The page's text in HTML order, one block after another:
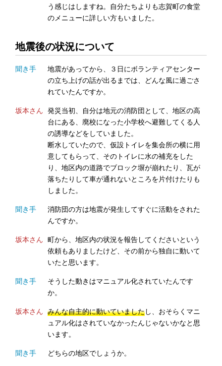
う感じはしますね。自分たちよりも志賀町の食堂
のメニューに詳しい方もいました。
地震後の状況について
聞き手
地震があってから、３日にボランティアセンター
の立ち上げの話が出るまでは、どんな風に過ごさ
れていたんですか。
坂本さん 発災当初、自分は地元の消防団として、地区の高
台にある、廃校になった小学校へ避難してくる人
の誘導などをしていました。
断水していたので、仮設トイレを集会所の横に用
意してもらって、そのトイレに水の補充をした
り、地区内の道路でブロック塀が崩れたり、瓦が
落ちたりして車が通れないところを片付けたりも
しました。
聞き手
消防団の方は地震が発生してすぐに活動をされた
んですか。
坂本さん 町から、地区内の状況を報告してくださいという
依頼もありましたけど、その前から独自に動いて
いたと思います。
聞き手
そうした動きはマニュアル化されていたんです
か。
坂本さん みんな自主的に動いていましたし、おそらくマニ
ュアル化はされていなかったんじゃないかなと思
います。
聞き手
どちらの地区でしょうか。